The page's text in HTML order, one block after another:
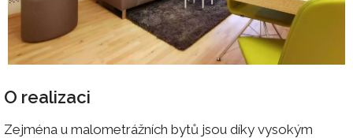
O realizaci
Zejména u malometrážních bytů jsou díky vysokým